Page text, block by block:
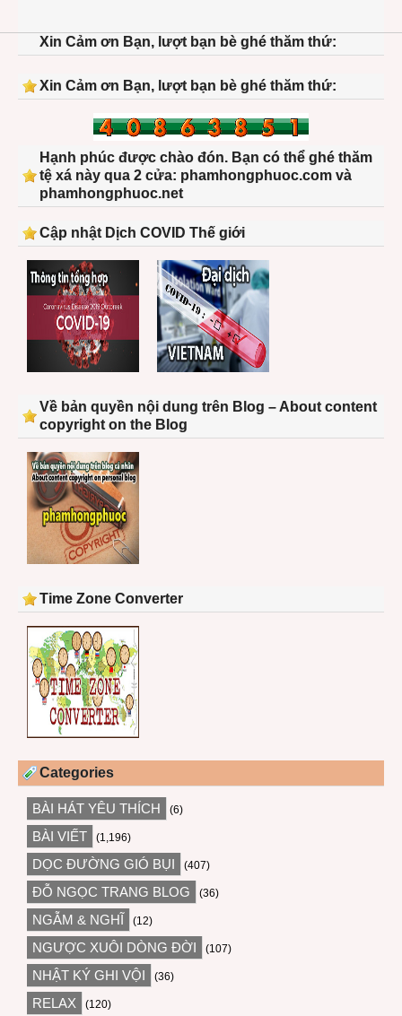
Xin Cảm ơn Bạn, lượt bạn bè ghé thăm thứ:
Xin Cảm ơn Bạn, lượt bạn bè ghé thăm thứ:
Hạnh phúc được chào đón. Bạn có thể ghé thăm
tệ xá này qua 2 cửa: phamhongphuoc.com và
phamhongphuoc.net
Cập nhật Dịch COVID Thế giới
Về bản quyền nội dung trên Blog – About content
copyright on the Blog
Time Zone Converter
Categories
BÀI HÁT YÊU THÍCH (6)
BÀI VIẾT (1,196)
DỌC ĐƯỜNG GIÓ BỤI (407)
ĐỖ NGỌC TRANG BLOG (36)
NGẪM & NGHĨ (12)
NGƯỢC XUÔI DÒNG ĐỜI (107)
NHẬT KÝ GHI VỘI (36)
RELAX (120)